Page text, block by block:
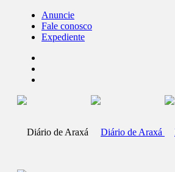
Anuncie
Fale conosco
Expediente